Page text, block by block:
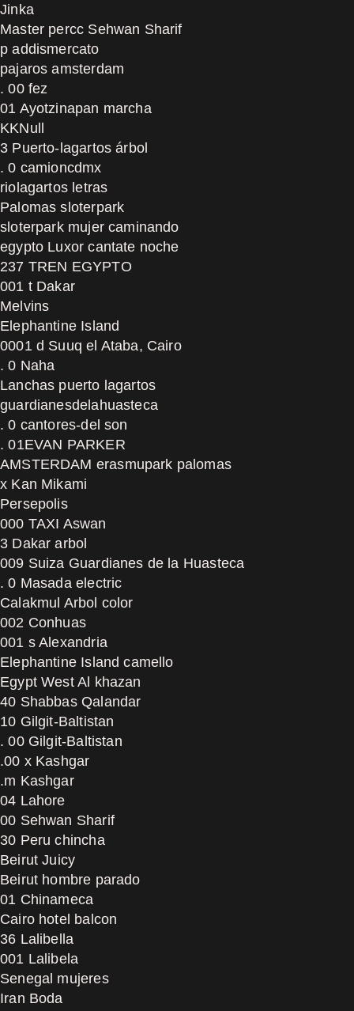
Jinka
Master percc Sehwan Sharif
p addismercato
pajaros amsterdam
. 00 fez
01 Ayotzinapan marcha
KKNull
3 Puerto-lagartos árbol
. 0 camioncdmx
riolagartos letras
Palomas sloterpark
sloterpark mujer caminando
egypto Luxor cantate noche
237 TREN EGYPTO
001 t Dakar
Melvins
Elephantine Island
0001 d Suuq el Ataba, Cairo
. 0 Naha
Lanchas puerto lagartos
guardianesdelahuasteca
. 0 cantores-del son
. 01EVAN PARKER
AMSTERDAM erasmupark palomas
x Kan Mikami
Persepolis
000 TAXI Aswan
3 Dakar arbol
009 Suiza Guardianes de la Huasteca
. 0 Masada electric
Calakmul Arbol color
002 Conhuas
001 s Alexandria
Elephantine Island camello
Egypt West Al khazan
40 Shabbas Qalandar
10 Gilgit-Baltistan
. 00 Gilgit-Baltistan
.00 x Kashgar
.m Kashgar
04 Lahore
00 Sehwan Sharif
30 Peru chincha
Beirut Juicy
Beirut hombre parado
01 Chinameca
Cairo hotel balcon
36 Lalibella
001 Lalibela
Senegal mujeres
Iran Boda